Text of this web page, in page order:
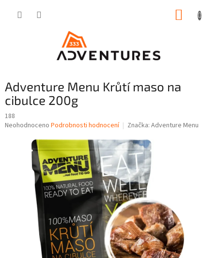
Adventure Menu Krůtí maso na
cibulce 200g
188
Průměrné
hvězdiček.
Neohodnoceno Podrobnosti hodnocení Značka: Adventure Menu